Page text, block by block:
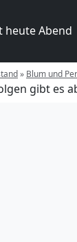
heute Abend
» Blum und
gibt es